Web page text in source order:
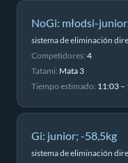
NoGi: młodsi-
sistema de eliminación
Competidores: 4
Tatami: Mata 3
Tiempo estimado: 11:03 –
Gi: junior; -58,5kg
sistema de eliminación